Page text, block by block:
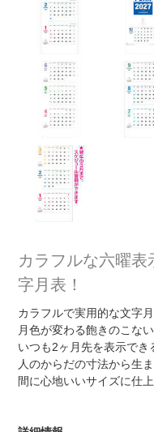
カラフルな六曜
字月表！
カラフルで実用的な文字
月色が変わる飽きのこない
いつも2ヶ月先を表示でき
人のからだの寸法から生
間に心地いいサイズに仕上